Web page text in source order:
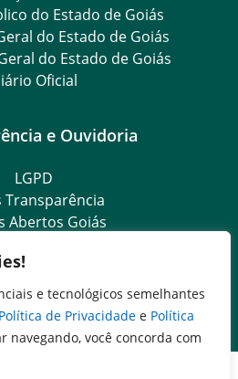
e tecnológicos semelhantes
Política de Privacidade e Política
navegando, você concorda com
do Estado de Goiás
do Estado de Goiás
do Estado de Goiás
Oficial
e Ouvidoria
LGPD
Transparência
Abertos Goiás
de Informação ao Cidadão
(Expresso)
(Presencial)